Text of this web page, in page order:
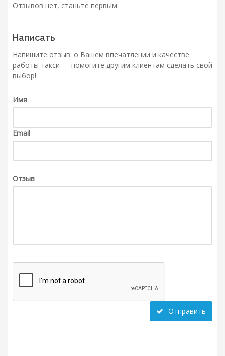
Отзывов нет, станьте первым.
Написать
Напишите отзыв: о Вашем впечатлении и качестве
работы такси — помогите другим клиентам сделать свой
выбор!
Имя
Email
Отзыв
Отправить